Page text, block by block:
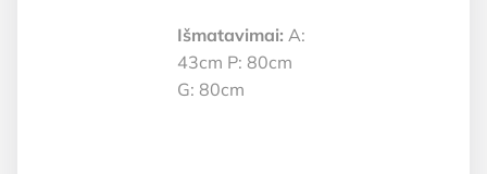
Išmatavimai: A:
43cm P: 80cm
G: 80cm